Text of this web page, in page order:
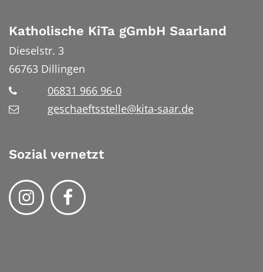
Katholische KiTa gGmbH Saarland
Dieselstr. 3
66763 Dillingen
06831 966 96-0
geschaeftsstelle@kita-saar.de
Sozial vernetzt